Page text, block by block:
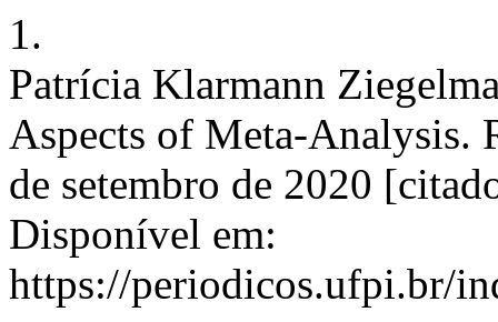
1.
Patrícia Klarmann
Aspects of Meta-Analysis.
de setembro de 2020
Disponível em:
https://periodicos.ufpi.br/